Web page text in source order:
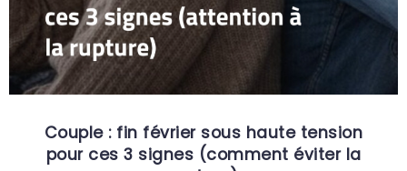
Couple : fin février sous haute tension
pour ces 3 signes (comment éviter la